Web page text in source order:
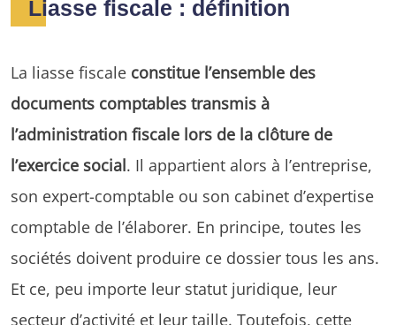
Liasse fiscale : définition
La liasse fiscale constitue l’ensemble des
documents comptables transmis à
l’administration fiscale lors de la clôture de
l’exercice social. Il appartient alors à l’entreprise,
son expert-comptable ou son cabinet d’expertise
comptable de l’élaborer. En principe, toutes les
sociétés doivent produire ce dossier tous les ans.
Et ce, peu importe leur statut juridique, leur
secteur d’activité et leur taille. Toutefois, cette